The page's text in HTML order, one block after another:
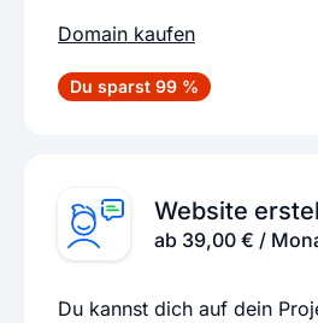
Domain kaufen
Du sparst 99 %
Website
ab 39,00 € /
Du kannst dich auf dein